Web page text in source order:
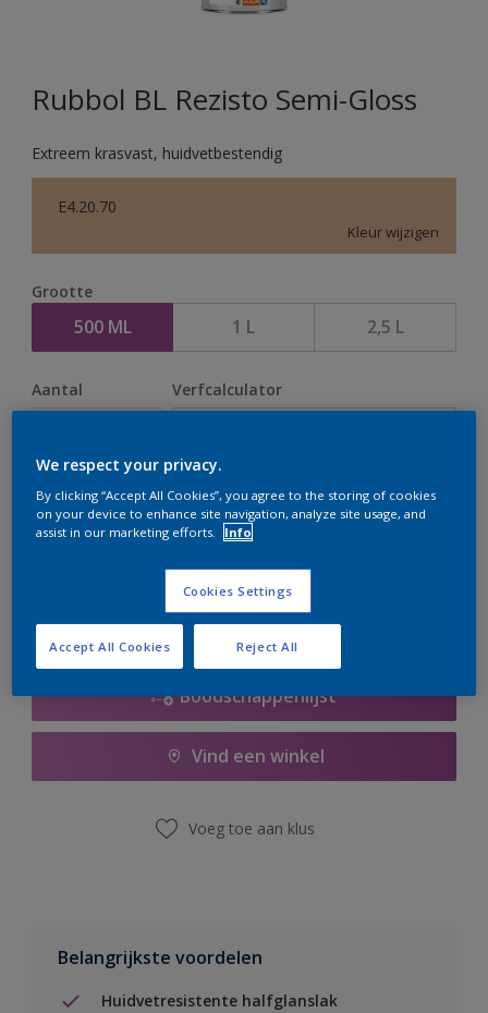
Rubbol BL Rezisto Semi-Gloss
Extreem krasvast, huidvetbestendig
E4.20.70
Kleur wijzigen
Grootte
500 ML 1 L 2,5 L
Aantal Verfcalculator
Op dit moment is het niet mogelijk dit product online
te bestellen. Houd de website in de gaten, we werken
Boodschappenlijst
Vind een winkel
Voeg toe aan klus
Belangrijkste voordelen
Huidvetresistente halfglanslak
We respect your privacy.
By clicking “Accept All Cookies”, you agree to the storing of cookies
on your device to enhance site navigation, analyze site usage, and
assist in our marketing efforts.
Info
Cookies Settings
Reject All
Accept All Cookies